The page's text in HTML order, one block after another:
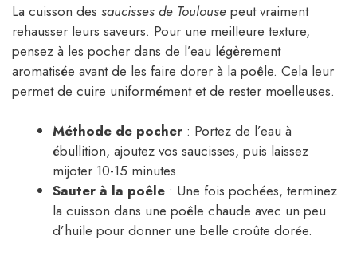
La cuisson des saucisses de Toulouse peut vraiment
rehausser leurs saveurs. Pour une meilleure texture,
pensez à les pocher dans de l’eau légèrement
aromatisée avant de les faire dorer à la poêle. Cela leur
permet de cuire uniformément et de rester moelleuses.
Méthode de pocher : Portez de l’eau à
ébullition, ajoutez vos saucisses, puis laissez
mijoter 10-15 minutes.
Sauter à la poêle : Une fois pochées, terminez
la cuisson dans une poêle chaude avec un peu
d’huile pour donner une belle croûte dorée.